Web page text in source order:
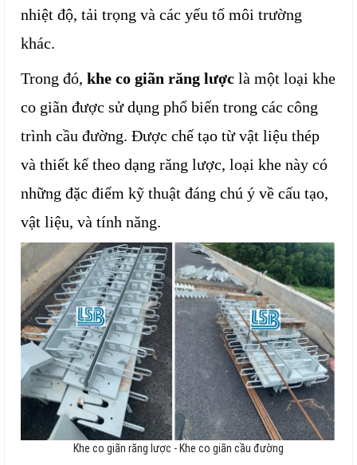
nhiệt độ, tải trọng và các yếu tố môi trường
khác.
Trong đó, khe co giãn răng lược là một loại khe
co giãn được sử dụng phổ biến trong các công
trình cầu đường. Được chế tạo từ vật liệu thép
và thiết kế theo dạng răng lược, loại khe này có
những đặc điểm kỹ thuật đáng chú ý về cấu tạo,
vật liệu, và tính năng.
Khe co giãn răng lược - Khe co giãn cầu đường